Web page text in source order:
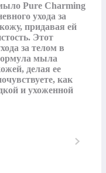
Pure Charming
ухода за
придавая ей
Этот
за телом в
мыла
делая ее
как
и ухоженной